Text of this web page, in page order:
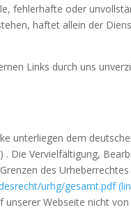
fehlerhafte oder
haftet allein der
Links durch uns
unterliegen dem
) . Die Vervielfältigung,
des
urhg/gesamt.pdf
Webseite nicht